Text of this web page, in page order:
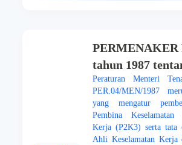
PERMENAKER
tahun 1987
Pembina
Kesehatan Kerja
Cara
Keselamatan
Peraturan Menteri
PER.04/MEN/1987
yang mengatur
Pembina Keselamatan
Kerja (P2K3) serta tata
Ahli Keselamatan Kerja